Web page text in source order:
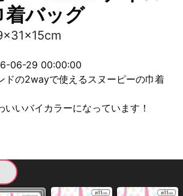
着バッグ
06-29 00:00:00
ドの2wayで使えるスヌーピーの巾着
いいバイカラーになっています！